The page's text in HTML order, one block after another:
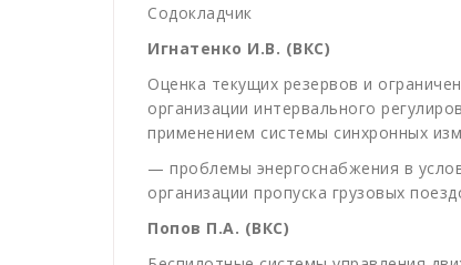
Содокладчик
Игнатенко И.В. (ВКС)
Оценка текущих резервов и
организации интервального
применением системы синхронных
— проблемы энергоснабжения в
организации пропуска грузовых
Попов П.А. (ВКС)